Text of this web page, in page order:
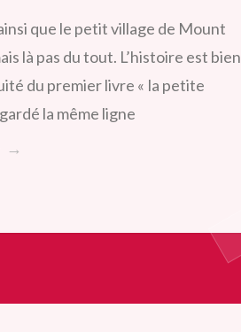
que le petit village de Mount
là pas du tout. L’histoire est bien
du premier livre « la petite
la même ligne
« Une
la
→